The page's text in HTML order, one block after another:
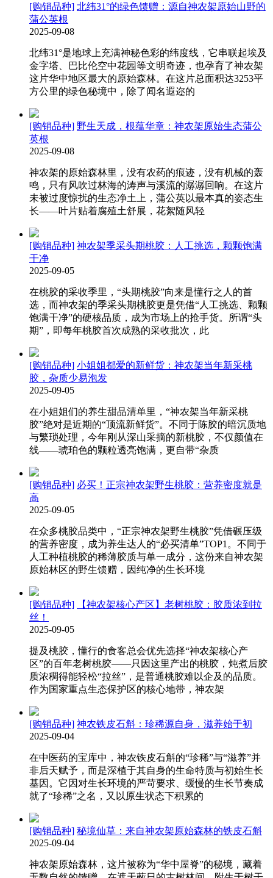
[购销品种] 北纬31°的绿色馈赠：源自神农架原始山野的
蒲公英根
2025-09-08
北纬31°是地球上充满神秘色彩的纬度线，它串联起埃及
金字塔、巴比伦空中花园等文明奇迹，也孕育了神农架
这片华中地区最大的原始森林。在这片总面积达3253平
方公里的绿色秘境中，除了闻名遐迩的
[购销品种] 野生天成，根蕴华章：神农架原始生态蒲公
英根
2025-09-08
神农架的原始森林里，没有农药的痕迹，没有机械的轰
鸣，只有风吹过林海的涛声与溪流的潺潺回响。在这片
未被过度惊扰的生态净土上，蒲公英以最本真的姿态生
长——叶片贴着腐殖土舒展，花絮随风轻
[购销品种] 神农架季采头期桃胶：人工挑选，颗颗饱满
干净
2025-09-05
在桃胶的采收季里，“头期桃胶”向来是懂行之人的首
选，而神农架的季采头期桃胶更是凭借“人工挑选、颗颗
饱满干净”的硬核品质，成为市场上的抢手货。所谓“头
期”，即每年桃胶首次成熟的采收批次，此
[购销品种] 小姐姐都爱的新鲜货：神农架当年新采桃
胶，杂质少易泡发
2025-09-05
在小姐姐们的养生甜品清单里，“神农架当年新采桃
胶”绝对是近期的“顶流新鲜货”。不同于陈胶的暗沉质地
与繁琐处理，今年刚从深山采摘的新桃胶，不仅颜值在
线——琥珀色的颗粒透亮饱满，更自带“杂质
[购销品种] 必买！正宗神农架野生桃胶：营养密度就是
高
2025-09-05
在众多桃胶品类中，“正宗神农架野生桃胶”凭借碾压级
的营养密度，成为养生达人的“必买清单”TOP1。不同于
人工种植桃胶的稀薄胶质与单一成分，这份来自神农架
原始林区的野生馈赠，因纯净的生长环境
[购销品种]
【神农架核心产区】老树桃胶：胶质浓到拉
丝！
2025-09-05
提及桃胶，懂行的食客总会优先选择“神农架核心产
区”的百年老树桃胶——只因这里产出的桃胶，炖煮后胶
质浓稠得能轻松“拉丝”，是普通桃胶难以企及的品质。
作为国家重点生态保护区的核心地带，神农架
[购销品种] 神农铁皮石斛：珍稀源自身，滋养始于初
2025-09-04
在中医药的宝库中，神农铁皮石斛的“珍稀”与“滋养”并
非后天赋予，而是深植于其自身的生命特质与初始生长
基因。它因对生长环境的严苛要求、缓慢的生长节奏成
就了“珍稀”之名，又以原生状态下积累的
[购销品种] 秘境仙草：来自神农架原始森林的铁皮石斛
2025-09-04
神农架原始森林，这片被称为“华中屋脊”的秘境，藏着